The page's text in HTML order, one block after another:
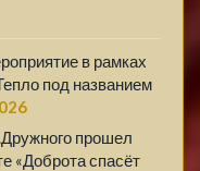
в рамках
под названием
прошел
«Доброта спасёт